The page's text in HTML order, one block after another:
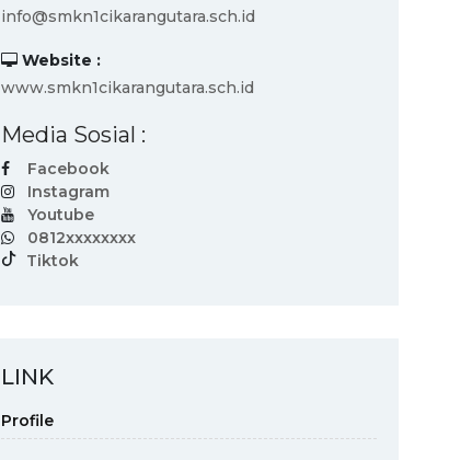
info@smkn1cikarangutara.sch.id
Website :
www.smkn1cikarangutara.sch.id
Media Sosial :
Facebook
Instagram
Youtube
0812xxxxxxxx
Tiktok
LINK
Profile